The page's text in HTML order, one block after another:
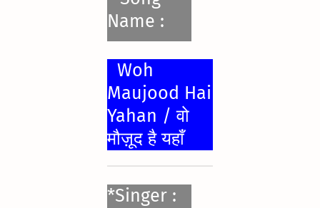
Name :
Woh
Maujood Hai
Yahan / वो
मौज़ूद है यहाँ
*Singer :